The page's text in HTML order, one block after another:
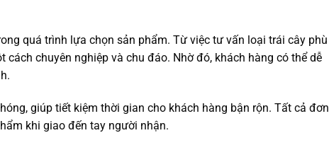
quá trình lựa chọn sản phẩm. Từ việc tư vấn loại trái cây phù
chuyên nghiệp và chu đáo. Nhờ đó, khách hàng có thể dễ
giúp tiết kiệm thời gian cho khách hàng bận rộn. Tất cả đơn
khi giao đến tay người nhận.